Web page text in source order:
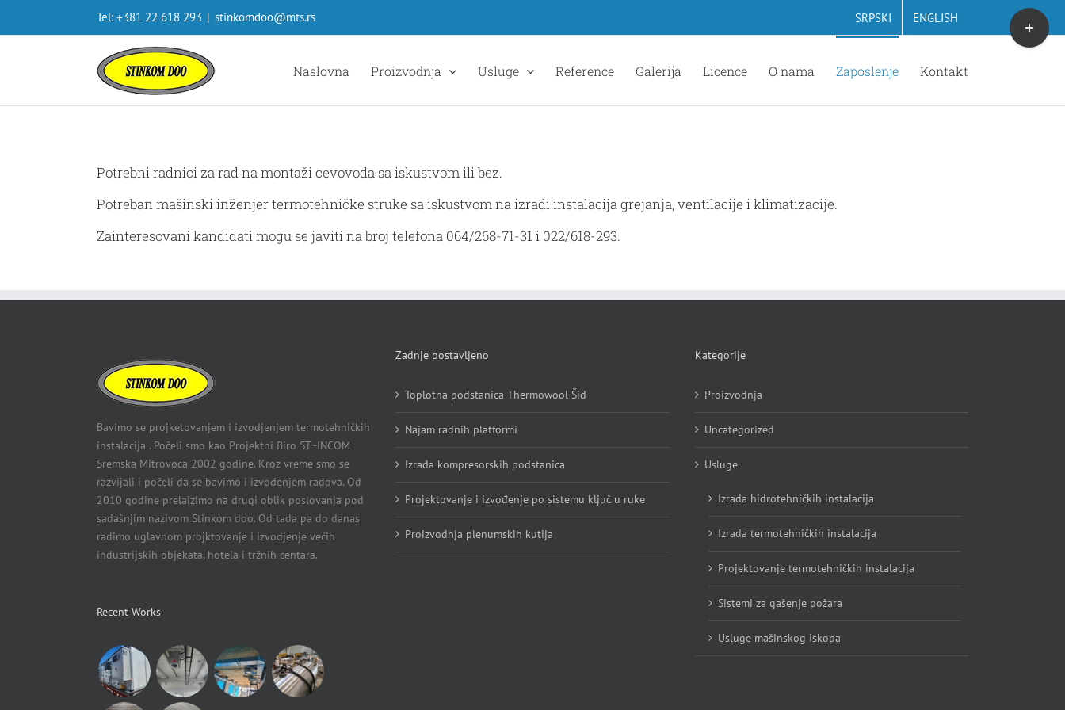
Tel: +381 22 618 293 | stinkomdoo@mts.rs SRPSKI ENGLISH
Naslovna Proizvodnja Usluge Reference Galerija Licence O nama Zaposlenje Kontakt
Potrebni radnici za rad na montaži cevovoda sa iskustvom ili bez.
Potreban mašinski inženjer termotehničke struke sa iskustvom na izradi instalacija grejanja, ventilacije i klimatizacije.
Zainteresovani kandidati mogu se javiti na broj telefona 064/268-71-31 i 022/618-293.
Bavimo se projketovanjem i izvodjenjem termotehničkih
instalacija . Počeli smo kao Projektni Biro ST -INCOM
Sremska Mitrovoca 2002 godine. Kroz vreme smo se
razvijali i počeli da se bavimo i izvođenjem radova. Od
2010 godine prelaizimo na drugi oblik poslovanja pod
sadašnjim nazivom Stinkom doo. Od tada pa do danas
radimo uglavnom projktovanje i izvodjenje većih
industrijskih objekata, hotela i tržnih centara.
Recent Works
Zadnje postavljeno
Toplotna podstanica Thermowool Šid
Najam radnih platformi
Izrada kompresorskih podstanica
Projektovanje i izvođenje po sistemu ključ u ruke
Proizvodnja plenumskih kutija
Kategorije
Proizvodnja
Uncategorized
Usluge
Izrada hidrotehničkih instalacija
Izrada termotehničkih instalacija
Projektovanje termotehničkih instalacija
Sistemi za gašenje požara
Usluge mašinskog iskopa
Toggle
Sliding